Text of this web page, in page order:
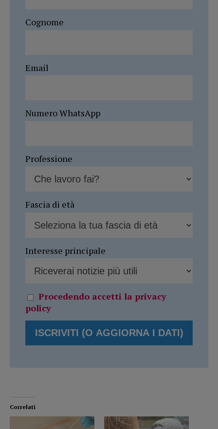
Cognome
Email
Numero WhatsApp
Professione
Fascia di età
Interesse principale
Procedendo accetti la privacy
policy
Correlati